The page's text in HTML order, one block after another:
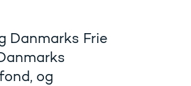
Danmarks Frie
og